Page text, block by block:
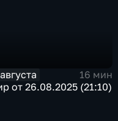
16 мин
от 26.08.2025 (21:10)